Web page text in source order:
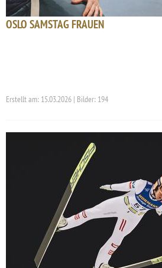
OSLO SAMSTAG FRAUEN
Erstellt am: 15.03.2026 | Bilder: 194